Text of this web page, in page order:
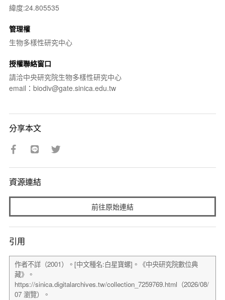
緯度:24.805535
管理權
生物多樣性研究中心
授權聯絡窗口
請洽中央研究院生物多樣性研究中心
email：biodiv@gate.sinica.edu.tw
分享本文
資源連結
前往原始連結
引用